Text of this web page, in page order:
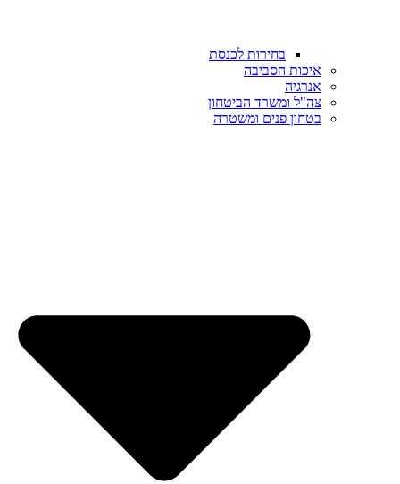
בחירות לכנסת
איכות הסביבה
אנרגיה
צה"ל ומשרד הביטחון
בטחון פנים ומשטרה